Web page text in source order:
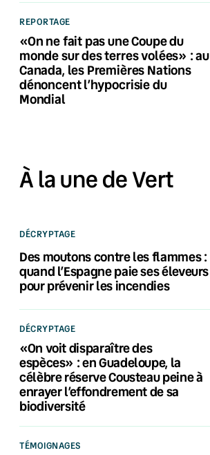
REPORTAGE
«On ne fait pas une Coupe du
monde sur des terres volées» : au
Canada, les Premières Nations
dénoncent l’hypocrisie du
Mondial
À la une de Vert
DÉCRYPTAGE
Des moutons contre les flammes :
quand l’Espagne paie ses éleveurs
pour prévenir les incendies
DÉCRYPTAGE
«On voit disparaître des
espèces» : en Guadeloupe, la
célèbre réserve Cousteau peine à
enrayer l’effondrement de sa
biodiversité
TÉMOIGNAGES